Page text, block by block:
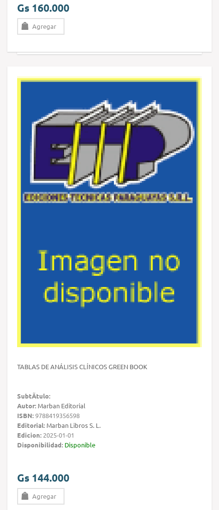
Gs 160.000
Agregar
TABLAS DE ANÁLISIS CLÍNICOS GREEN BOOK
SubtÃ­tulo:
Autor: Marban Editorial
ISBN:9788419356598
Editorial: Marban Libros S. L.
Edicion: 2025-01-01
Disponibilidad: Disponible
Gs 144.000
Agregar